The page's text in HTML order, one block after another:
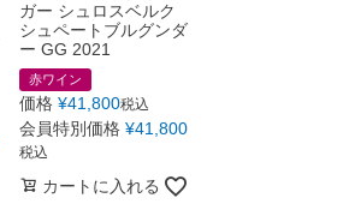
ガー シュロスベルク
シュペートブルグンダ
ー GG 2021
赤ワイン
価格 ¥41,800税込
会員特別価格 ¥41,800
税込
カートに入れる